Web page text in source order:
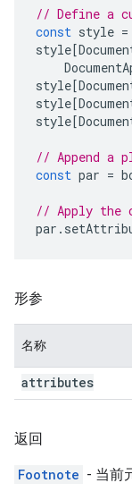
// Define a
const style =
style[
style[
style[
style[
// Append a
const par =
// Apply the
par .
形参
名称
attributes
返回
Footnote - 当前